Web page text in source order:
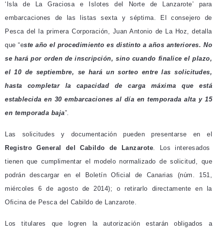
‘Isla de La Graciosa e Islotes del Norte de Lanzarote’ para
embarcaciones de las listas sexta y séptima. El consejero de
Pesca del la primera Corporación, Juan Antonio de La Hoz, detalla
que “este año el procedimiento es distinto a años anteriores. No
se hará por orden de inscripción, sino cuando finalice el plazo,
el 10 de septiembre, se hará un sorteo entre las solicitudes,
hasta completar la capacidad de carga máxima que está
establecida en 30 embarcaciones al día en temporada alta y 15
en temporada baja”.
Las solicitudes y documentación pueden presentarse en el
Registro General del Cabildo de Lanzarote. Los interesados
tienen que cumplimentar el modelo normalizado de solicitud, que
podrán descargar en el Boletín Oficial de Canarias (núm. 151,
miércoles 6 de agosto de 2014); o retirarlo directamente en la
Oficina de Pesca del Cabildo de Lanzarote.
Los titulares que logren la autorización estarán obligados a